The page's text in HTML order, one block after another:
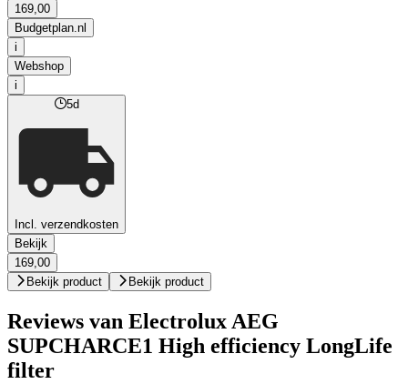
169,00
Budgetplan.nl
i
Webshop
i
5d
Incl. verzendkosten
Bekijk
169,00
Bekijk product
Bekijk product
Reviews van Electrolux AEG
SUPCHARCE1 High efficiency LongLife
filter